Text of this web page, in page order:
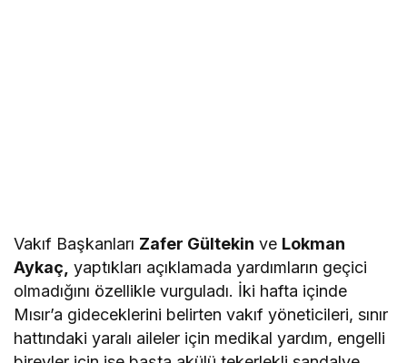
Vakıf Başkanları Zafer Gültekin ve Lokman
Aykaç, yaptıkları açıklamada yardımların geçici
olmadığını özellikle vurguladı. İki hafta içinde
Mısır’a gideceklerini belirten vakıf yöneticileri, sınır
hattındaki yaralı aileler için medikal yardım, engelli